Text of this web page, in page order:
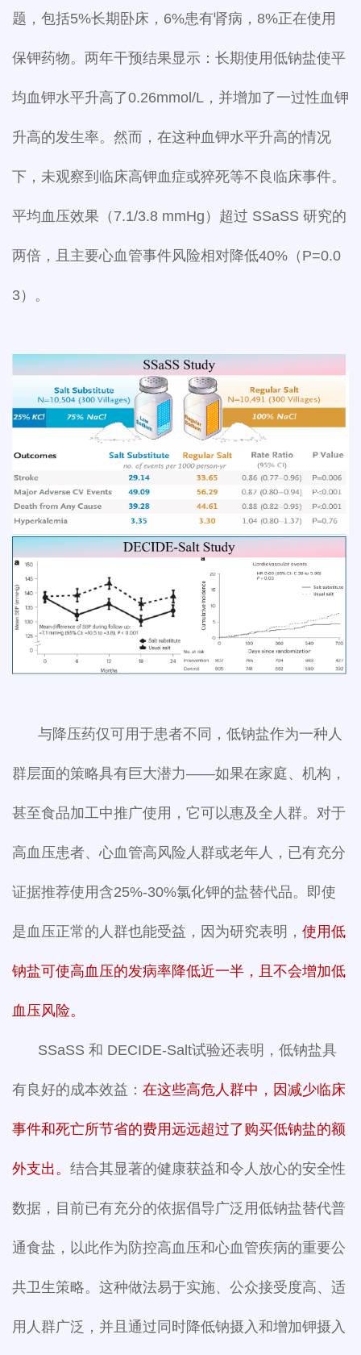
题，包括5%长期卧床，6%患有肾病，8%正在使用
保钾药物。两年干预结果显示：长期使用低钠盐使平
均血钾水平升高了0.26mmol/L，并增加了一过性血钾
升高的发生率。然而，在这种血钾水平升高的情况
下，未观察到临床高钾血症或猝死等不良临床事件。
平均血压效果（7.1/3.8 mmHg）超过 SSaSS 研究的
两倍，且主要心血管事件风险相对降低40%（P=0.0
3）。
与降压药仅可用于患者不同，低钠盐作为一种人
群层面的策略具有巨大潜力——如果在家庭、机构，
甚至食品加工中推广使用，它可以惠及全人群。对于
高血压患者、心血管高风险人群或老年人，已有充分
证据推荐使用含25%-30%氯化钾的盐替代品。即使
是血压正常的人群也能受益，因为研究表明， 使用低
钠盐可使高血压的发病率降低近一半，且不会增加低
血压风险。
SSaSS 和 DECIDE-Salt试验还表明，低钠盐具
有良好的成本效益： 在这些高危人群中，因减少临床
事件和死亡所节省的费用远远超过了购买低钠盐的额
外支出。 结合其显著的健康获益和令人放心的安全性
数据，目前已有充分的依据倡导广泛用低钠盐替代普
通食盐，以此作为防控高血压和心血管疾病的重要公
共卫生策略。这种做法易于实施、公众接受度高、适
用人群广泛，并且通过同时降低钠摄入和增加钾摄入